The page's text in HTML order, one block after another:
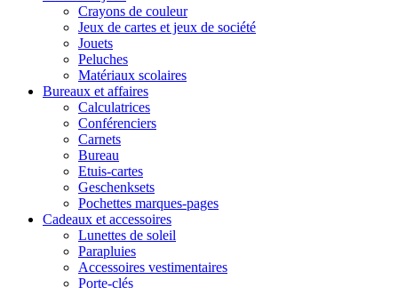
Crayons de couleur
Jeux de cartes et jeux de société
Jouets
Peluches
Matériaux scolaires
Bureaux et affaires
Calculatrices
Conférenciers
Carnets
Bureau
Etuis-cartes
Geschenksets
Pochettes marques-pages
Cadeaux et accessoires
Lunettes de soleil
Parapluies
Accessoires vestimentaires
Porte-clés